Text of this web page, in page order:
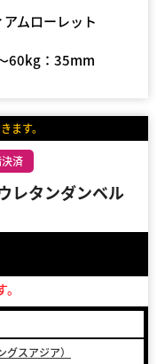
ムローレット
60kg：35mm
ます。
済
レタンダンベル
グスアジア）